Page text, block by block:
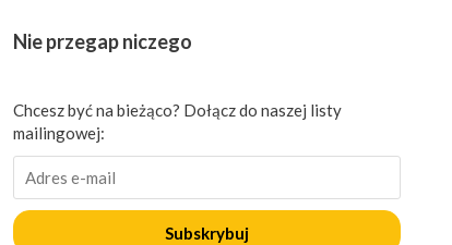
Nie przegap niczego
Chcesz być na bieżąco? Dołącz do naszej listy
mailingowej:
Subskrybuj